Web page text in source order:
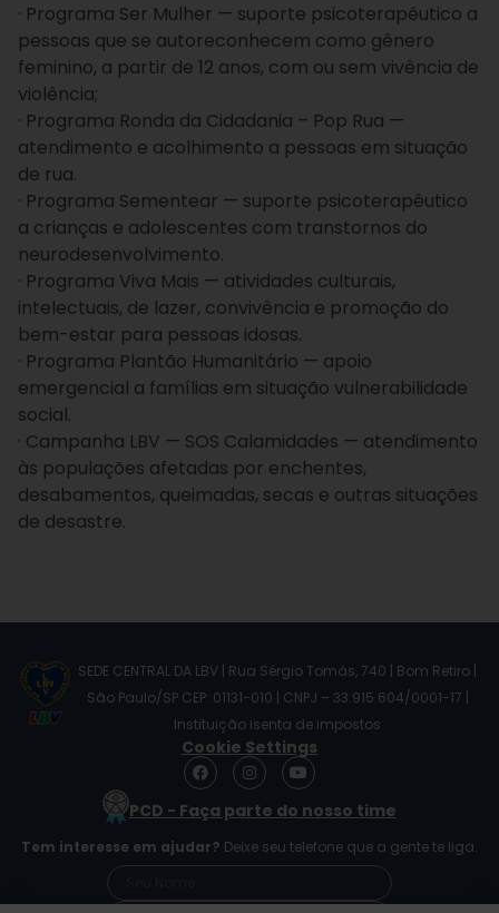
· Programa Ser Mulher — suporte psicoterapêutico a
pessoas que se autoreconhecem como gênero
feminino, a partir de 12 anos, com ou sem vivência de
violência;
· Programa Ronda da Cidadania – Pop Rua —
atendimento e acolhimento a pessoas em situação
de rua.
· Programa Sementear — suporte psicoterapêutico
a crianças e adolescentes com transtornos do
neurodesenvolvimento.
· Programa Viva Mais — atividades culturais,
intelectuais, de lazer, convivência e promoção do
bem-estar para pessoas idosas.
· Programa Plantão Humanitário — apoio
emergencial a famílias em situação vulnerabilidade
social.
· Campanha LBV — SOS Calamidades — atendimento
às populações afetadas por enchentes,
desabamentos, queimadas, secas e outras situações
de desastre.
SEDE CENTRAL DA LBV | Rua Sérgio Tomás, 740 | Bom Retiro |
São Paulo/SP CEP: 01131-010 | CNPJ – 33.915.604/0001-17 |
Instituição isenta de impostos
Cookie Settings
F
a
e
o
o
I
n
s
t
g
r
m
Y
o
t
b
e
PCD - Faça parte do nosso time
Tem interesse em ajudar? Deixe seu telefone que a gente te liga.